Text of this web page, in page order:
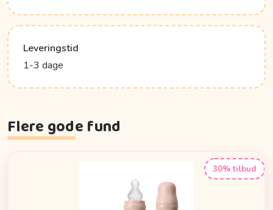
Leveringstid
1-3 dage
Flere gode fund
30% tilbud